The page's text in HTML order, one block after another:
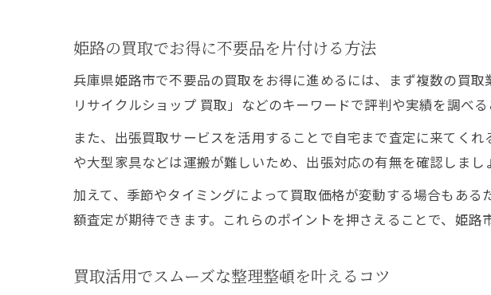
高額買取を狙
姫路で買取を利用
姫路の買取利
買取サービス
姫路で安心し
買取業者選定
失敗しない買取の
姫路の買取でお得に不要品を片付ける方法
兵庫県姫路市で不要品の買取をお得に進めるには、まず複数の買
リサイクルショップ 買取」などのキーワードで評判や実績を調べ
また、出張買取サービスを活用することで自宅まで査定に来てく
や大型家具などは運搬が難しいため、出張対応の有無を確認しまし
加えて、季節やタイミングによって買取価格が変動する場合もあ
額査定が期待できます。これらのポイントを押さえることで、姫路
買取活用でスムーズな整理整頓を叶えるコツ